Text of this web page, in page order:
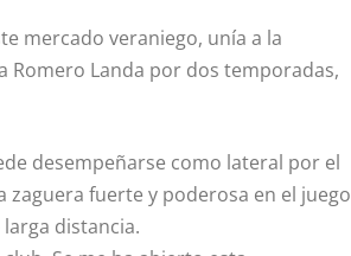
mercado veraniego, unía a la
Romero Landa por dos temporadas,
desempeñarse como lateral por el
fuerte y poderosa en el juego
distancia.